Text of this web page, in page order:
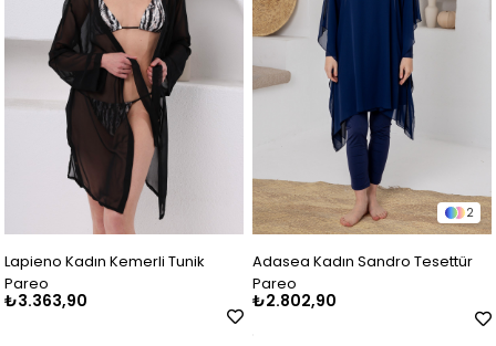
Lapieno Kadın Kemerli Tunik
Pareo
₺3.363,90
2
Adasea Kadın Sandro Tesettür
Pareo
₺2.802,90